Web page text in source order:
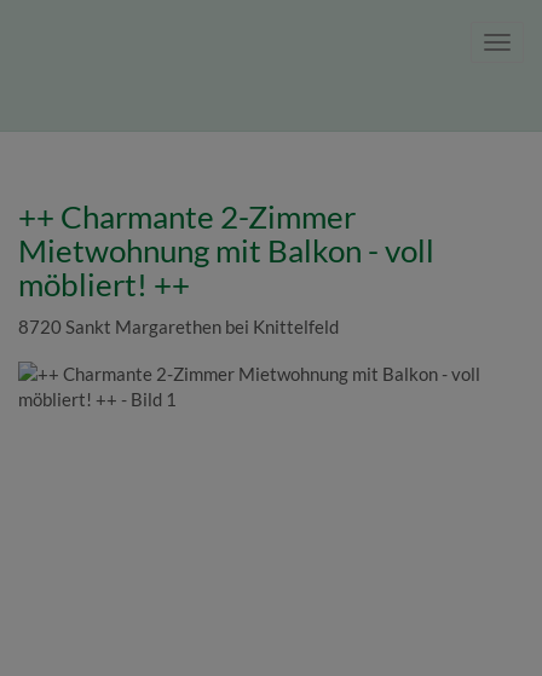
++ Charmante 2-Zimmer
Mietwohnung mit Balkon - voll
möbliert! ++
8720 Sankt Margarethen bei Knittelfeld